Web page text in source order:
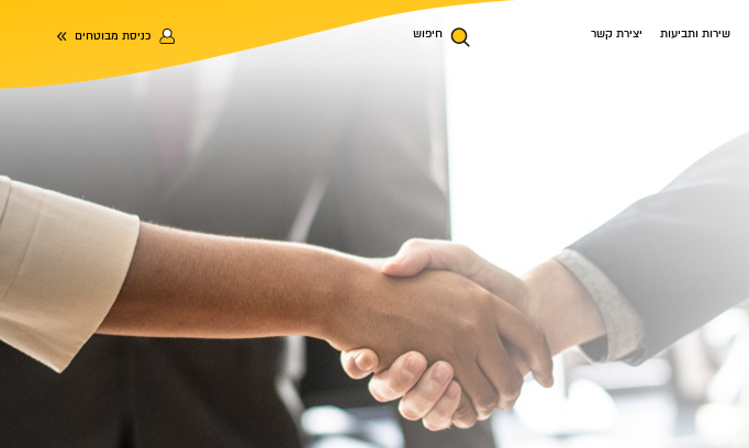
שירות ותביעות יצירת קשר חיפוש כניסת מבוטחים